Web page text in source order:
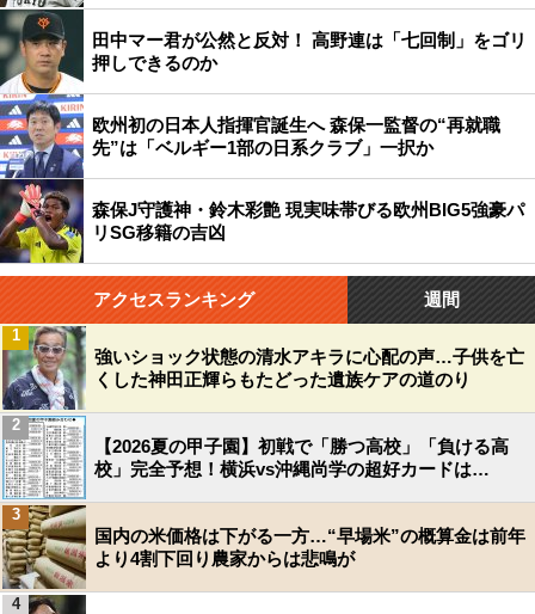
田中マー君が公然と反対！ 高野連は「七回制」をゴリ
押しできるのか
欧州初の日本人指揮官誕生へ 森保一監督の“再就職
先”は「ベルギー1部の日系クラブ」一択か
森保J守護神・鈴木彩艶 現実味帯びる欧州BIG5強豪パ
リSG移籍の吉凶
アクセスランキング 週間
強いショック状態の清水アキラに心配の声…子供を亡
くした神田正輝らもたどった遺族ケアの道のり
1
【2026夏の甲子園】初戦で「勝つ高校」「負ける高
校」完全予想！横浜vs沖縄尚学の超好カードは…
2
国内の米価格は下がる一方…“早場米”の概算金は前年
より4割下回り農家からは悲鳴が
3
4